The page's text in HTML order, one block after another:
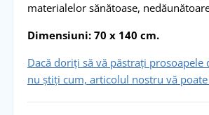
materialelor sănătoase,
Dimensiuni: 70 x 140 cm.
Dacă doriți să vă păstrați prosoapele
nu știți cum, articolul nostru vă